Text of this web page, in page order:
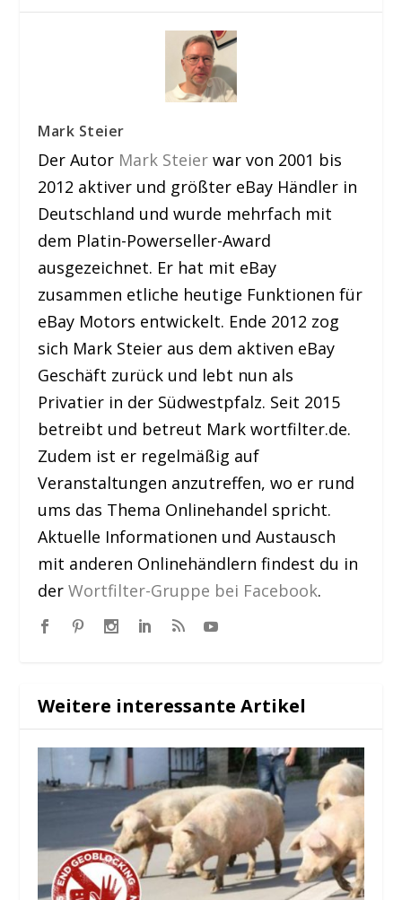
Mark Steier
Der Autor Mark Steier war von 2001 bis
2012 aktiver und größter eBay Händler in
Deutschland und wurde mehrfach mit
dem Platin-Powerseller-Award
ausgezeichnet. Er hat mit eBay
zusammen etliche heutige Funktionen für
eBay Motors entwickelt. Ende 2012 zog
sich Mark Steier aus dem aktiven eBay
Geschäft zurück und lebt nun als
Privatier in der Südwestpfalz. Seit 2015
betreibt und betreut Mark wortfilter.de.
Zudem ist er regelmäßig auf
Veranstaltungen anzutreffen, wo er rund
ums das Thema Onlinehandel spricht.
Aktuelle Informationen und Austausch
mit anderen Onlinehändlern findest du in
derWortfilter-Gruppe bei Facebook.
Weitere interessante Artikel